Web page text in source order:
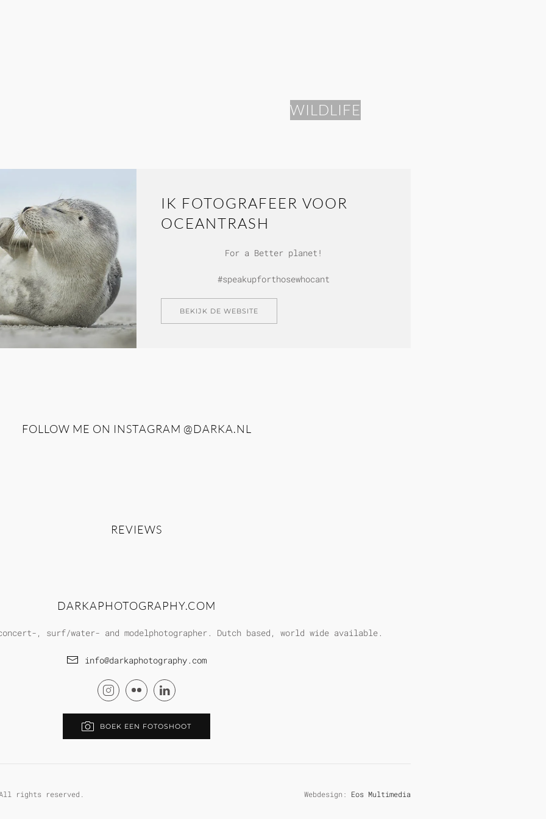
WILDLIFE
IK FOTOGRAFEER VOOR
OCEANTRASH
For a Better planet!
#speakupforthosewhocant
BEKIJK DE WEBSITE
FOLLOW ME ON INSTAGRAM @DARKA.NL
REVIEWS
DARKAPHOTOGRAPHY.COM
, surf/water- and modelphotographer. Dutch based, world wide available.
info@darkaphotography.com
BOEK EEN FOTOSHOOT
rights reserved. Webdesign: Eos Multimedia